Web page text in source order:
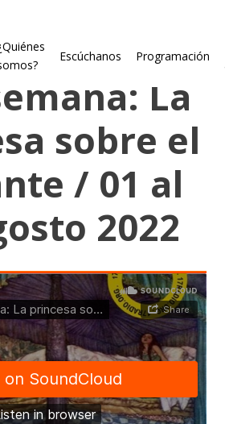
Escúchanos Programación
La
sobre el
/ 01 al
2022